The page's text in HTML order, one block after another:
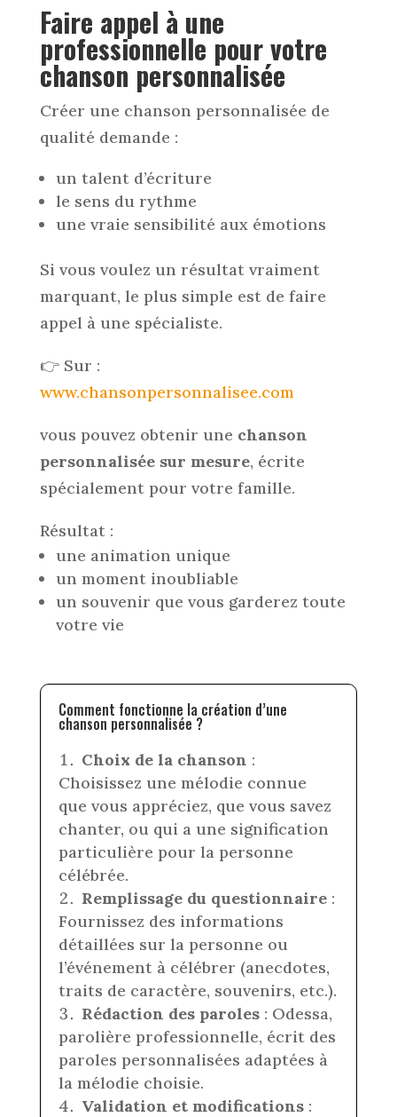
Faire appel à une
professionnelle pour votre
chanson personnalisée
Créer une chanson personnalisée de
qualité demande :
un talent d’écriture
le sens du rythme
une vraie sensibilité aux émotions
Si vous voulez un résultat vraiment
marquant, le plus simple est de faire
appel à une spécialiste.
👉 Sur :
www.chansonpersonnalisee.com
vous pouvez obtenir une chanson
personnalisée sur mesure, écrite
spécialement pour votre famille.
Résultat :
une animation unique
un moment inoubliable
un souvenir que vous garderez toute
votre vie
Comment fonctionne la création d’une
chanson personnalisée ?
Choix de la chanson :
Choisissez une mélodie connue
que vous appréciez, que vous savez
chanter, ou qui a une signification
particulière pour la personne
célébrée.
Remplissage du questionnaire:
Fournissez des informations
détaillées sur la personne ou
l’événement à célébrer (anecdotes,
traits de caractère, souvenirs, etc.).
Rédaction des paroles: Odessa,
parolière professionnelle, écrit des
paroles personnalisées adaptées à
la mélodie choisie.
Validation et modifications: